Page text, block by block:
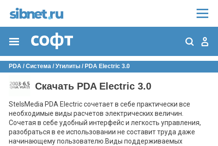
PDA / Система / Утилиты / PDA Electric 3.0
Скачать PDA Electric 3.0
StelsMedia PDA Electric сочетает в себе практически все
необходимые виды расчетов электрических величин.
Сочетая в себе удобный интерфейс и легкость управления,
разобраться в ее использовании не составит труда даже
начинающему пользователю.Виды поддерживаемых